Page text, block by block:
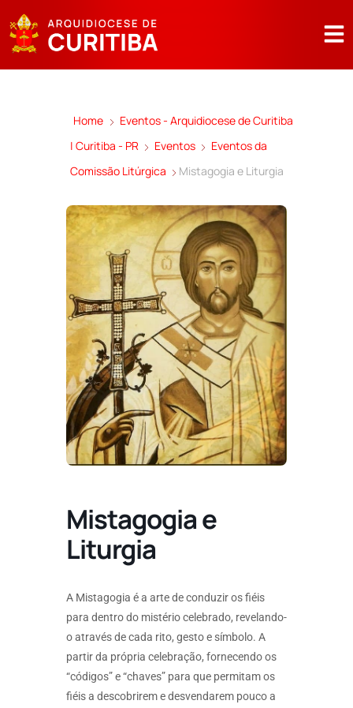
Home
Eventos - Arquidiocese de Curitiba
| Curitiba - PR
Eventos
Eventos da
Comissão Litúrgica
Mistagogia e Liturgia
Mistagogia e
Liturgia
A Mistagogia é a arte de conduzir os fiéis
para dentro do mistério celebrado, revelando-
o através de cada rito, gesto e símbolo. A
partir da própria celebração, fornecendo os
“códigos” e “chaves” para que permitam os
fiéis a descobrirem e desvendarem pouco a